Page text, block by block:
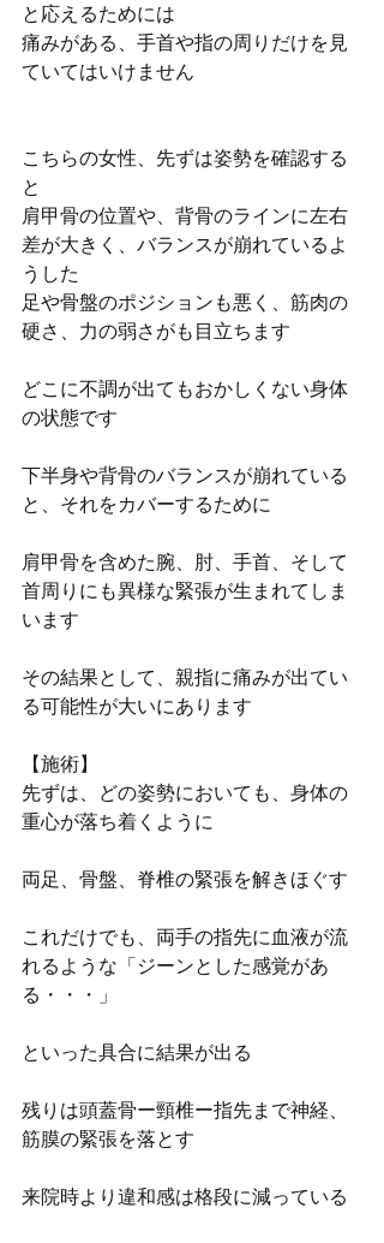
と応えるためには
痛みがある、手首や指の周りだけを見
ていてはいけません
こちらの女性、先ずは姿勢を確認する
と
肩甲骨の位置や、背骨のラインに左右
差が大きく、バランスが崩れているよ
うした
足や骨盤のポジションも悪く、筋肉の
硬さ、力の弱さがも目立ちます
どこに不調が出てもおかしくない身体
の状態です
下半身や背骨のバランスが崩れている
と、それをカバーするために
肩甲骨を含めた腕、肘、手首、そして
首周りにも異様な緊張が生まれてしま
います
その結果として、親指に痛みが出てい
る可能性が大いにあります
【施術】
先ずは、どの姿勢においても、身体の
重心が落ち着くように
両足、骨盤、脊椎の緊張を解きほぐす
これだけでも、両手の指先に血液が流
れるような「ジーンとした感覚があ
る・・・」
といった具合に結果が出る
残りは頭蓋骨ー頸椎ー指先まで神経、
筋膜の緊張を落とす
来院時より違和感は格段に減っている